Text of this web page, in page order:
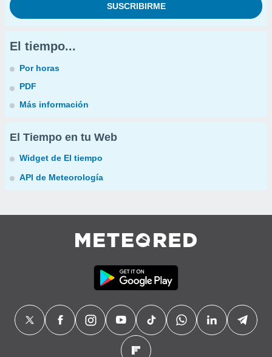
El tiempo...
Por horas
PDF
Más información
El Tiempo en tu Web
Widget de El tiempo
API de Meteorología